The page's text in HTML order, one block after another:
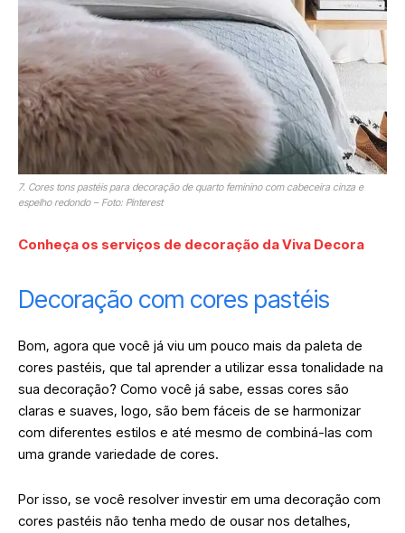
7. Cores tons pastéis para decoração de quarto feminino com cabeceira cinza e
espelho redondo – Foto: Pinterest
Conheça os serviços de decoração da Viva Decora
Decoração com cores pastéis
Bom, agora que você já viu um pouco mais da paleta de
cores pastéis, que tal aprender a utilizar essa tonalidade na
sua decoração? Como você já sabe, essas cores são
claras e suaves, logo, são bem fáceis de se harmonizar
com diferentes estilos e até mesmo de combiná-las com
uma grande variedade de cores.
Por isso, se você resolver investir em uma decoração com
cores pastéis não tenha medo de ousar nos detalhes,